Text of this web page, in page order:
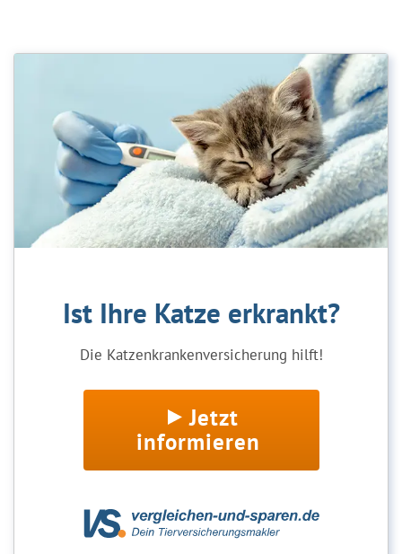
Ist Ihre Katze erkrankt?
Die Katzenkrankenversicherung hilft!
Jetzt
informieren